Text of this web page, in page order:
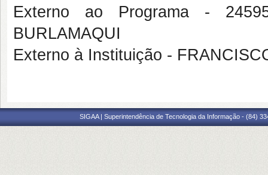
Externo ao Programa -
BURLAMAQUI
Externo à Instituição -
SIGAA | Superintendência de Tecnologia da Informação - (84)